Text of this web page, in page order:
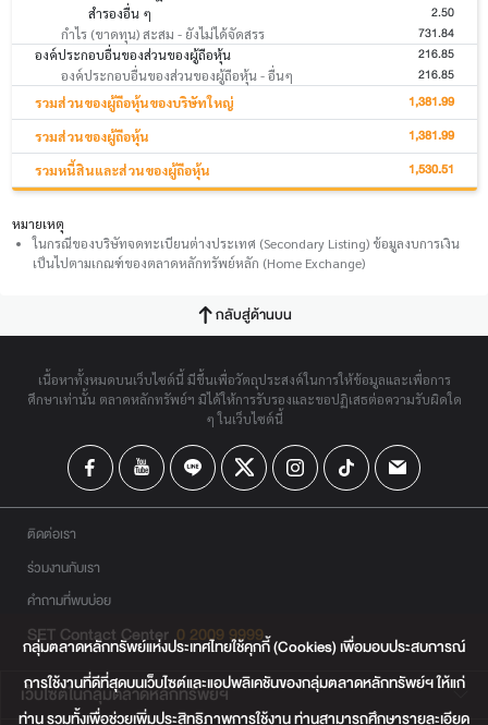
สำรองอื่น ๆ 2.50
กำไร (ขาดทุน) สะสม - ยังไม่ได้จัดสรร 731.84
องค์ประกอบอื่นของส่วนของผู้ถือหุ้น 216.85
องค์ประกอบอื่นของส่วนของผู้ถือหุ้น - อื่นๆ 216.85
รวมส่วนของผู้ถือหุ้นของบริษัทใหญ่ 1,381.99
รวมส่วนของผู้ถือหุ้น 1,381.99
รวมหนี้สินและส่วนของผู้ถือหุ้น 1,530.51
หมายเหตุ
ในกรณีของบริษัทจดทะเบียนต่างประเทศ (Secondary Listing) ข้อมูลงบการเงิน
เป็นไปตามเกณฑ์ของตลาดหลักทรัพย์หลัก (Home Exchange)
กลับสู่ด้านบน
เนื้อหาทั้งหมดบนเว็บไซต์นี้ มีขึ้นเพื่อวัตถุประสงค์ในการให้ข้อมูลและเพื่อการ
ศึกษาเท่านั้น ตลาดหลักทรัพย์ฯ มิได้ให้การรับรองและขอปฏิเสธต่อความรับผิดใด
ๆ ในเว็บไซต์นี้
ติดต่อเรา
ร่วมงานกับเรา
คำถามที่พบบ่อย
SET Contact Center 0 2009 9999
เว็บไซต์ในกลุ่มตลาดหลักทรัพย์ฯ
กลุ่มตลาดหลักทรัพย์แห่งประเทศไทยใช้คุกกี้ (Cookies) เพื่อมอบประสบการณ์
การใช้งานที่ดีที่สุดบนเว็บไซต์และแอปพลิเคชันของกลุ่มตลาดหลักทรัพย์ฯ ให้แก่
ท่าน รวมทั้งเพื่อช่วยเพิ่มประสิทธิภาพการใช้งาน ท่านสามารถศึกษารายละเอียด